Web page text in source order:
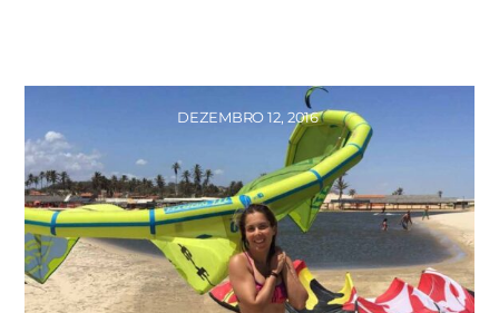
DEZEMBRO 12, 2016